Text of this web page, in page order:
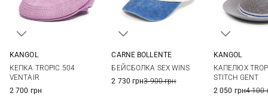
KANGOL
КЕПКА TROPIC 504
VENTAIR
2 700 грн
CARNE BOLLENTE
БЕЙСБОЛКА SEX WINS
2 730 грн3 900 грн
KANGOL
КАПЕЛЮХ
STITCH GENT
2 050 грн4 100